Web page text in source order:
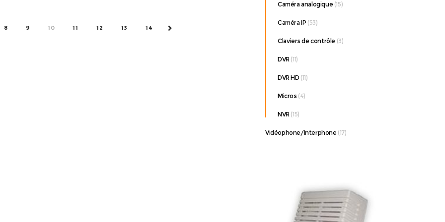
8 9 10 11 12 13 14 NEXT
Caméra analogique (15)
Caméra IP (53)
Claviers de contrôle (3)
DVR (11)
DVR HD (11)
Micros (4)
NVR (15)
Vidéophone/Interphone (17)